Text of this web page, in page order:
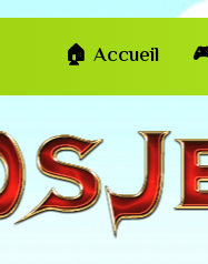
🏠 Accueil